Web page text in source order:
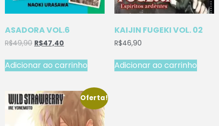
ASADORA VOL.6
R$49,90 R$47,40
Adicionar ao carrinho
KAIJIN FUGEKI VOL. 02
R$46,90
Adicionar ao carrinho
Oferta!